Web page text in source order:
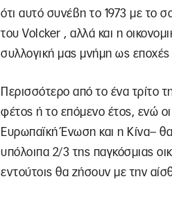
ότι αυτό συνέβη το 1973 με το
του Volcker , αλλά και η
συλλογική μας μνήμη ως εποχές
Περισσότερο από το ένα τρίτο
φέτος ή το επόμενο έτος, ενώ οι
Ευρωπαϊκή Ένωση και η Κίνα– θα
υπόλοιπα 2/3 της παγκόσμιας
εντούτοις θα ζήσουν με την